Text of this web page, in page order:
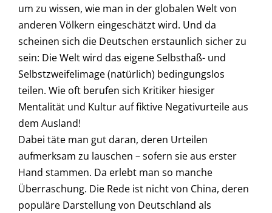
um zu wissen, wie man in der globalen Welt von
anderen Völkern eingeschätzt wird. Und da
scheinen sich die Deutschen erstaunlich sicher zu
sein: Die Welt wird das eigene Selbsthaß- und
Selbstzweifelimage (natürlich) bedingungslos
teilen. Wie oft berufen sich Kritiker hiesiger
Mentalität und Kultur auf fiktive Negativurteile aus
dem Ausland!
Dabei täte man gut daran, deren Urteilen
aufmerksam zu lauschen – sofern sie aus erster
Hand stammen. Da erlebt man so manche
Überraschung. Die Rede ist nicht von China, deren
populäre Darstellung von Deutschland als